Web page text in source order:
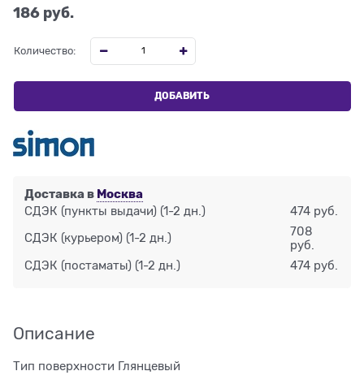
186 руб.
Количество:
ДОБАВИТЬ
Доставка в Москва
СДЭК (пункты выдачи) (1-2 дн.) 474 руб.
СДЭК (курьером) (1-2 дн.)
708
руб.
СДЭК (постаматы) (1-2 дн.) 474 руб.
Описание
Тип поверхности Глянцевый